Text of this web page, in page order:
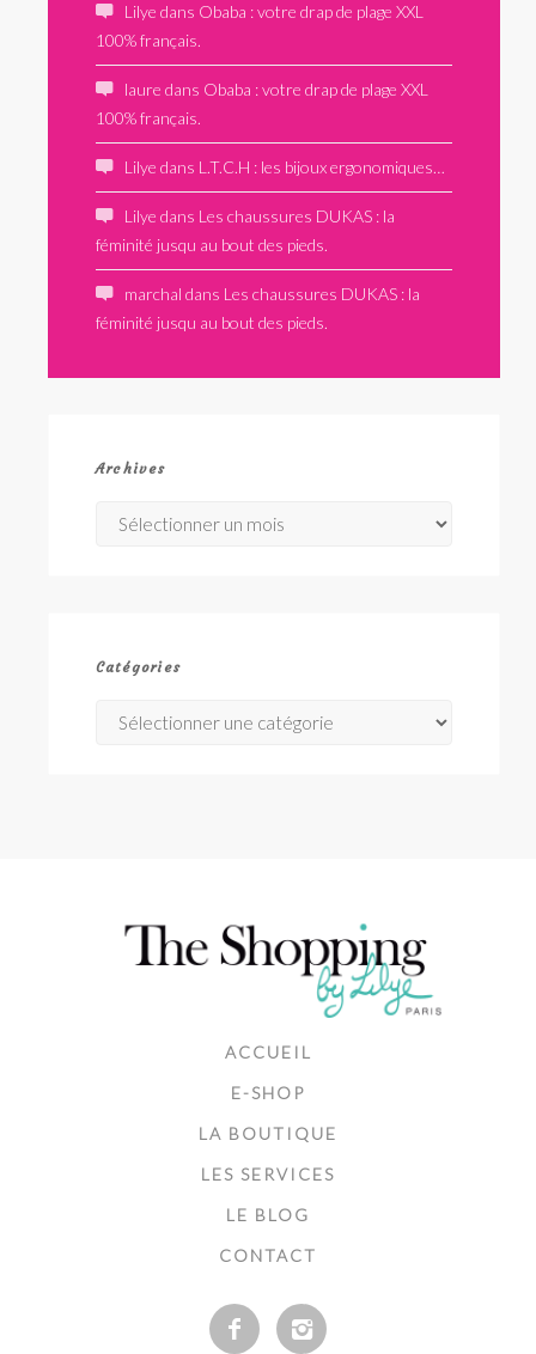
Lilye dans Obaba : votre drap de plage XXL
100% français.
laure dans Obaba : votre drap de plage XXL
100% français.
Lilye dans L.T.C.H : les bijoux ergonomiques…
Lilye dans Les chaussures DUKAS : la
féminité jusqu au bout des pieds.
marchal dans Les chaussures DUKAS : la
féminité jusqu au bout des pieds.
Archives
Catégories
ACCUEIL
E-SHOP
LA BOUTIQUE
LES SERVICES
LE BLOG
CONTACT